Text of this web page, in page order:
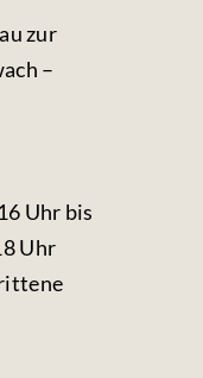
zur
–
Uhr bis
Uhr